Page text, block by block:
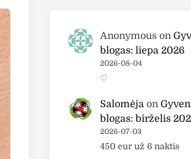
Anonymous on
blogas: liepa 2026
2026-08-04
♡
Salomėja on
blogas: birželis
2026-07-03
450 eur už 6 naktis